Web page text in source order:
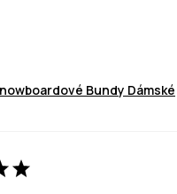
Bundy Dámské